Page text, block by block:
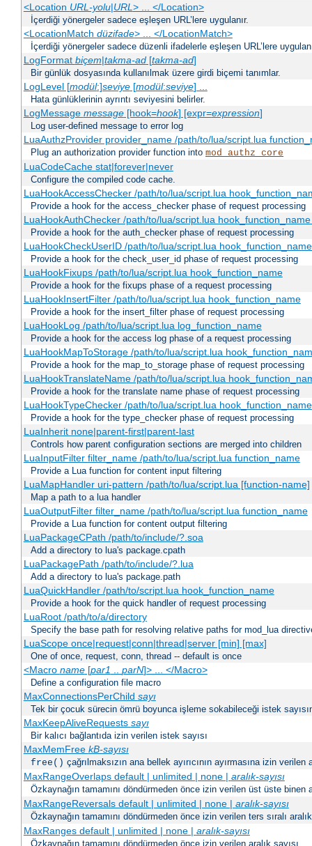
<Location URL-yolu|URL> ... </Location>
İçerdiği yönergeler sadece eşleşen URL’lere uygulanır.
<LocationMatch düzifade> ... </LocationMatch>
İçerdiği yönergeler sadece düzenli ifadelerle eşleşen URL’lere
LogFormat biçem|takma-ad[takma-ad]
Bir günlük dosyasında kullanılmak üzere girdi biçemi tanımlar.
LogLevel [modül:]seviye[modül:seviye] ...
Hata günlüklerinin ayrıntı seviyesini belirler.
LogMessage message[hook=hook] [expr=expression]
Log user-defined message to error log
LuaAuthzProvider provider_name /path/to/lua/script.lua
Plug an authorization provider function into mod_authz_core
LuaCodeCache stat|forever|never
Configure the compiled code cache.
LuaHookAccessChecker /path/to/lua/script.lua
Provide a hook for the access_checker phase of request processing
LuaHookAuthChecker /path/to/lua/script.lua
Provide a hook for the auth_checker phase of request processing
LuaHookCheckUserID /path/to/lua/script.lua
Provide a hook for the check_user_id phase of request processing
LuaHookFixups /path/to/lua/script.lua hook_function_name
Provide a hook for the fixups phase of a request processing
LuaHookInsertFilter /path/to/lua/script.lua hook_function_name
Provide a hook for the insert_filter phase of request processing
LuaHookLog /path/to/lua/script.lua log_function_name
Provide a hook for the access log phase of a request processing
LuaHookMapToStorage /path/to/lua/script.lua
Provide a hook for the map_to_storage phase of request processing
LuaHookTranslateName /path/to/lua/script.lua
Provide a hook for the translate name phase of request processing
LuaHookTypeChecker /path/to/lua/script.lua hook_function_name
Provide a hook for the type_checker phase of request processing
LuaInherit none|parent-first|parent-last
Controls how parent configuration sections are merged into children
LuaInputFilter filter_name /path/to/lua/script.lua function_name
Provide a Lua function for content input filtering
LuaMapHandler uri-pattern /path/to/lua/script.lua [function-name]
Map a path to a lua handler
LuaOutputFilter filter_name /path/to/lua/script.lua function_name
Provide a Lua function for content output filtering
LuaPackageCPath /path/to/include/?.soa
Add a directory to lua's package.cpath
LuaPackagePath /path/to/include/?.lua
Add a directory to lua's package.path
LuaQuickHandler /path/to/script.lua hook_function_name
Provide a hook for the quick handler of request processing
LuaRoot /path/to/a/directory
Specify the base path for resolving relative paths for mod_lua
LuaScope once|request|conn|thread|server [min] [max]
One of once, request, conn, thread -- default is once
<Macro name[par1 .. parN]> ... </Macro>
Define a configuration file macro
MaxConnectionsPerChild sayı
Tek bir çocuk sürecin ömrü boyunca işleme sokabileceği istek
MaxKeepAliveRequests sayı
Bir kalıcı bağlantıda izin verilen istek sayısı
MaxMemFree kB-sayısı
free() çağrılmaksızın ana bellek ayırıcının ayırmasına izin
MaxRangeOverlaps default | unlimited | none | aralık-sayısı
Özkaynağın tamamını döndürmeden önce izin verilen üst üste binen
MaxRangeReversals default | unlimited | none | aralık-sayısı
Özkaynağın tamamını döndürmeden önce izin verilen ters sıralı
MaxRanges default | unlimited | none | aralık-sayısı
Özkaynağın tamamını döndürmeden önce izin verilen aralık sayısı